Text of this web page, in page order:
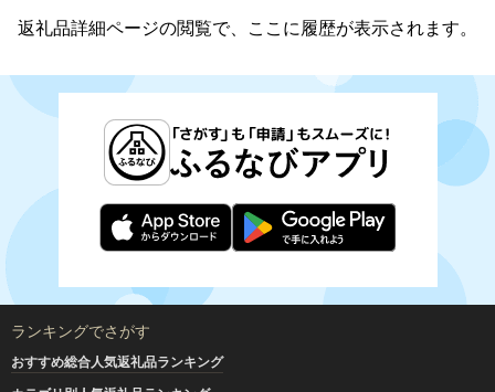
返礼品詳細ページの閲覧で、ここに履歴が表示されます。
ランキングでさがす
おすすめ総合人気返礼品ランキング